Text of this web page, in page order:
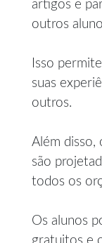
artigos e
outros
Isso
suas
outros.
Além disso,
são
todos os
Os alunos
gratuitos e